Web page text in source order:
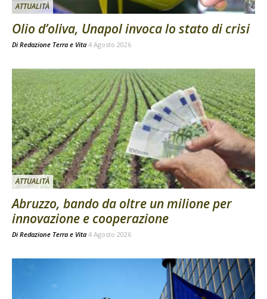
ATTUALITÀ
Olio d’oliva, Unapol invoca lo stato di crisi
Di Redazione Terra e Vita 4 Agosto 2026
ATTUALITÀ
Abruzzo, bando da oltre un milione per
innovazione e cooperazione
Di Redazione Terra e Vita 4 Agosto 2026